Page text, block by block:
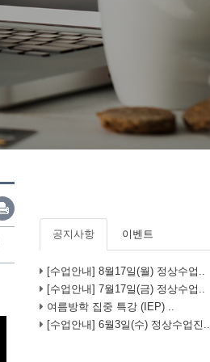
공지사항 이벤트
[수업안내] 8월17일(월) 정상수업..
[수업안내] 7월17일(금) 정상수업..
여름방학 집중 특강 (IEP) ..
[수업안내] 6월3일(수) 정상수업진..